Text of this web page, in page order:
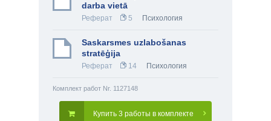
darba vietā
Реферат 5 Психология
Saskarsmes uzlabošanas
stratēģija
Реферат 14 Психология
Комплект работ Nr. 1127148
Купить 3 работы в комплекте